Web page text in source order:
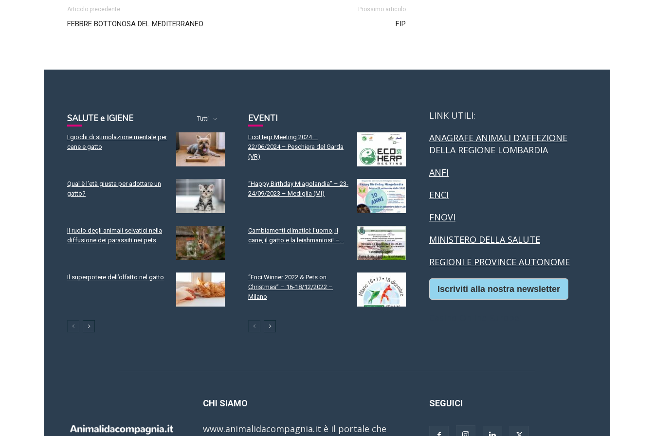
Articolo precedente
FEBBRE BOTTONOSA DEL MEDITERRANEO
Prossimo articolo
FIP
SALUTE e IGIENE Tutti
I giochi di stimolazione mentale per
cane e gatto
Qual è l’età giusta per adottare un
gatto?
Il ruolo degli animali selvatici nella
diffusione dei parassiti nei pets
Il superpotere dell’olfatto nel gatto
EVENTI
EcoHerp Meeting 2024 –
22/06/2024 – Peschiera del Garda
(VR)
“Happy Birthday Miagolandia” – 23-
24/09/2023 – Mediglia (MI)
Cambiamenti climatici: l’uomo, il
cane, il gatto e la leishmaniosi! –...
“Enci Winner 2022 & Pets on
Christmas” – 16-18/12/2022 –
Milano
LINK UTILI:
ANAGRAFE ANIMALI D’AFFEZIONE
DELLA REGIONE LOMBARDIA
ANFI
ENCI
FNOVI
MINISTERO DELLA SALUTE
REGIONI E PROVINCE AUTONOME
Iscriviti alla nostra newsletter
CHI SIAMO
www.animalidacompagnia.it è il portale che
SEGUICI